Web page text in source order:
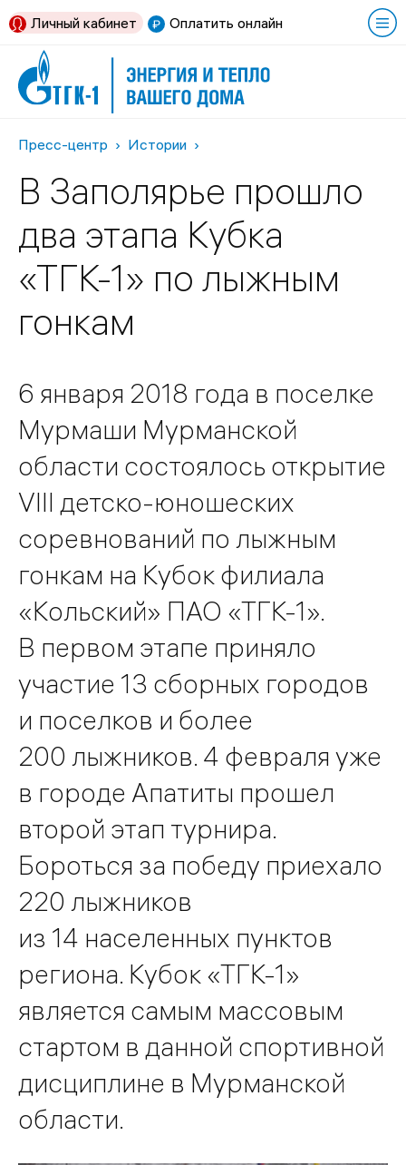
Оплатить онлайн
Личный кабинет
Пресс-центр Истории
В Заполярье прошло
два этапа Кубка
«ТГК-1» по лыжным
гонкам
6 января 2018 года в поселке
Мурмаши Мурманской
области состоялось открытие
VIII детско-юношеских
соревнований по лыжным
гонкам на Кубок филиала
«Кольский» ПАО «ТГК-1».
В первом этапе приняло
участие 13 сборных городов
и поселков и более
200 лыжников. 4 февраля уже
в городе Апатиты прошел
второй этап турнира.
Бороться за победу приехало
220 лыжников
из 14 населенных пунктов
региона. Кубок «ТГК-1»
является самым массовым
стартом в данной спортивной
дисциплине в Мурманской
области.